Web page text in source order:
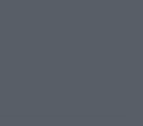
i marchi